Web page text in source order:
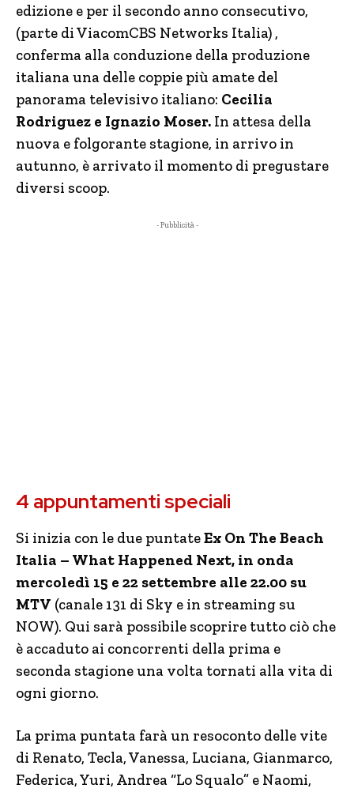
edizione e per il secondo anno consecutivo,
(parte di ViacomCBS Networks Italia) ,
conferma alla conduzione della produzione
italiana una delle coppie più amate del
panorama televisivo italiano: Cecilia
Rodriguez e Ignazio Moser. In attesa della
nuova e folgorante stagione, in arrivo in
autunno, è arrivato il momento di pregustare
diversi scoop.
- Pubblicità -
4 appuntamenti speciali
Si inizia con le due puntateEx On The Beach
Italia – What Happened Next, in onda
mercoledì 15 e 22 settembre alle 22.00 su
MTV (canale 131 di Sky e in streaming su
NOW). Qui sarà possibile scoprire tutto ciò che
è accaduto ai concorrenti della prima e
seconda stagione una volta tornati alla vita di
ogni giorno.
La prima puntata farà un resoconto delle vite
di Renato, Tecla, Vanessa, Luciana, Gianmarco,
Federica, Yuri, Andrea “Lo Squalo” e Naomi,